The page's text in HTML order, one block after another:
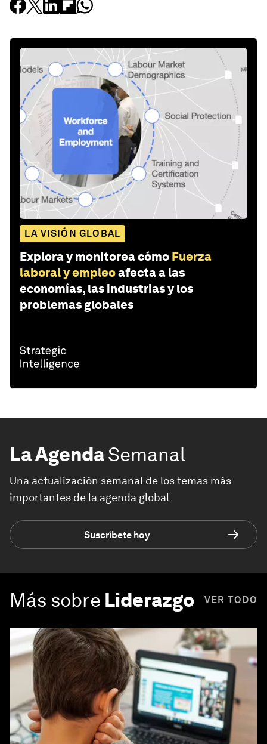
LA VISIÓN GLOBAL
Explora y monitorea cómo Fuerza
laboral y empleoafecta a las
economías, las industrias y los
problemas globales
La AgendaSemanal
Una actualización semanal de los temas más
importantes de la agenda global
Suscríbete hoy
Más sobre Liderazgo VER TODO